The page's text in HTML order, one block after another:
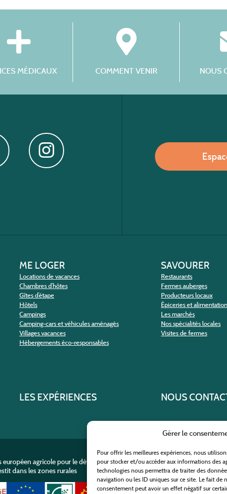
Gérer le
Pour offrir les meilleures expériences, nous
pour stocker et/ou accéder aux informations des
technologies nous permettra de traiter des
navigation ou les ID uniques sur ce site. Le fait de
consentement peut avoir un effet négatif sur
MÉDICAUX COMMENT VENIR NOUS
ME LOGER
Locations de vacances
Chambres d’hôtes
Gîtes d’étape
Hôtels
Campings
Camping-cars et véhicules aménagés
Villages vacances
Hébergements éco-responsables
SAVOURER
Restaurants
Fermes auberges
Producteurs locaux
Épiceries et
Les marchés
Nos spécialités locales
Visites de fermes
LES EXPÉRIENCES
NOUS
agricole pour le développement rural
dans les zones rurales